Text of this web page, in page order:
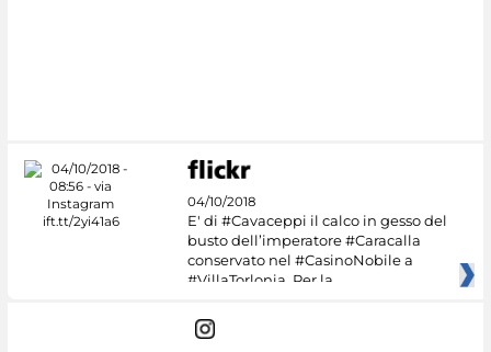
04/10/2018
E' di #Cavaceppi il calco in gesso del
busto dell’imperatore #Caracalla
conservato nel #CasinoNobile a
#VillaTorlonia. Per la